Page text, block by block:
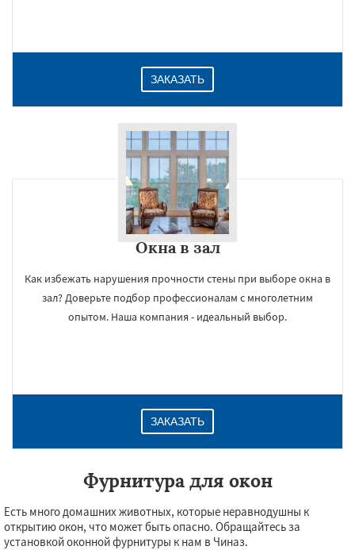
ЗАКАЗАТЬ
Окна в зал
Как избежать нарушения прочности стены при выборе окна в
зал? Доверьте подбор профессионалам с многолетним
опытом. Наша компания - идеальный выбор.
ЗАКАЗАТЬ
Фурнитура для окон
Есть много домашних животных, которые неравнодушны к
открытию окон, что может быть опасно. Обращайтесь за
установкой оконной фурнитуры к нам в Чиназ.